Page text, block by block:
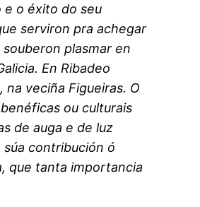
e o éxito do seu
serviron pra achegar
plasmar en
En Ribadeo
veciña Figueiras. O
ou culturais
de auga e de luz
contribución ó
que tanta importancia